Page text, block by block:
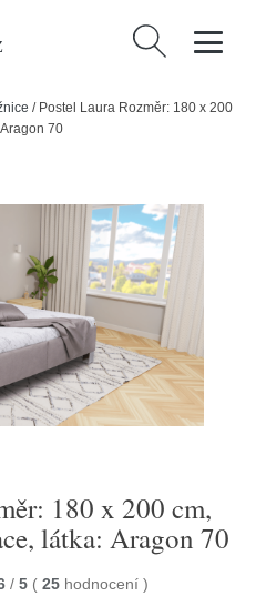
Vyhledávání
/ Postel Laura Rozměr: 180 x 200
70
180 x 200 cm,
látka: Aragon 70
/ 5 ( 25 hodnocení )